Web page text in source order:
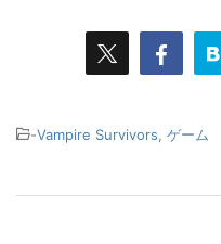
-Vampire Survivors, ゲーム